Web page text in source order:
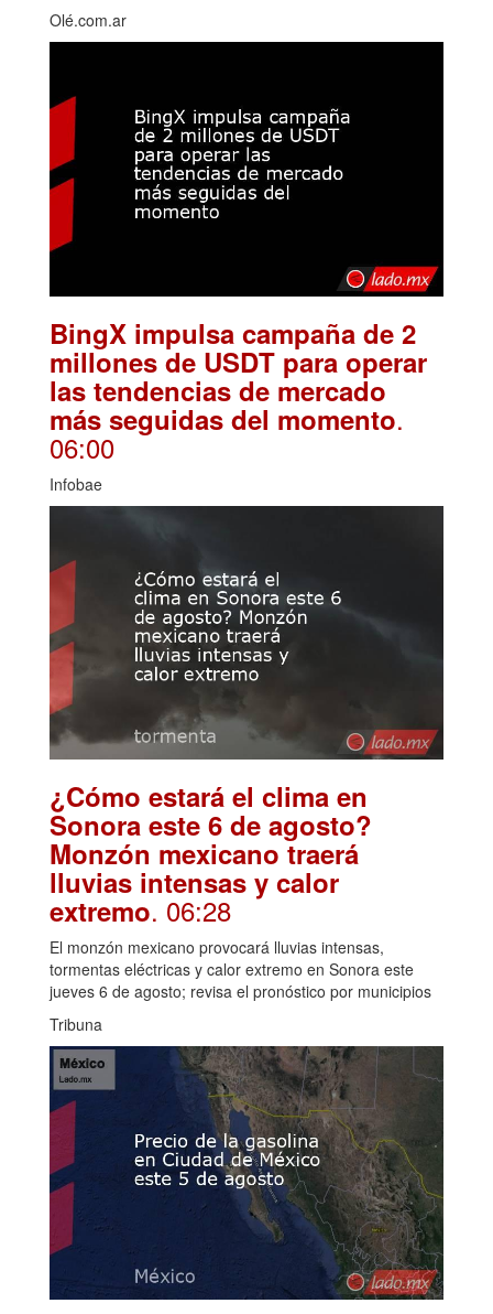
Olé.com.ar
BingX impulsa campaña de 2
millones de USDT para operar
las tendencias de mercado
más seguidas del momento.
06:00
Infobae
¿Cómo estará el clima en
Sonora este 6 de agosto?
Monzón mexicano traerá
lluvias intensas y calor
extremo. 06:28
El monzón mexicano provocará lluvias intensas,
tormentas eléctricas y calor extremo en Sonora este
jueves 6 de agosto; revisa el pronóstico por municipios
Tribuna